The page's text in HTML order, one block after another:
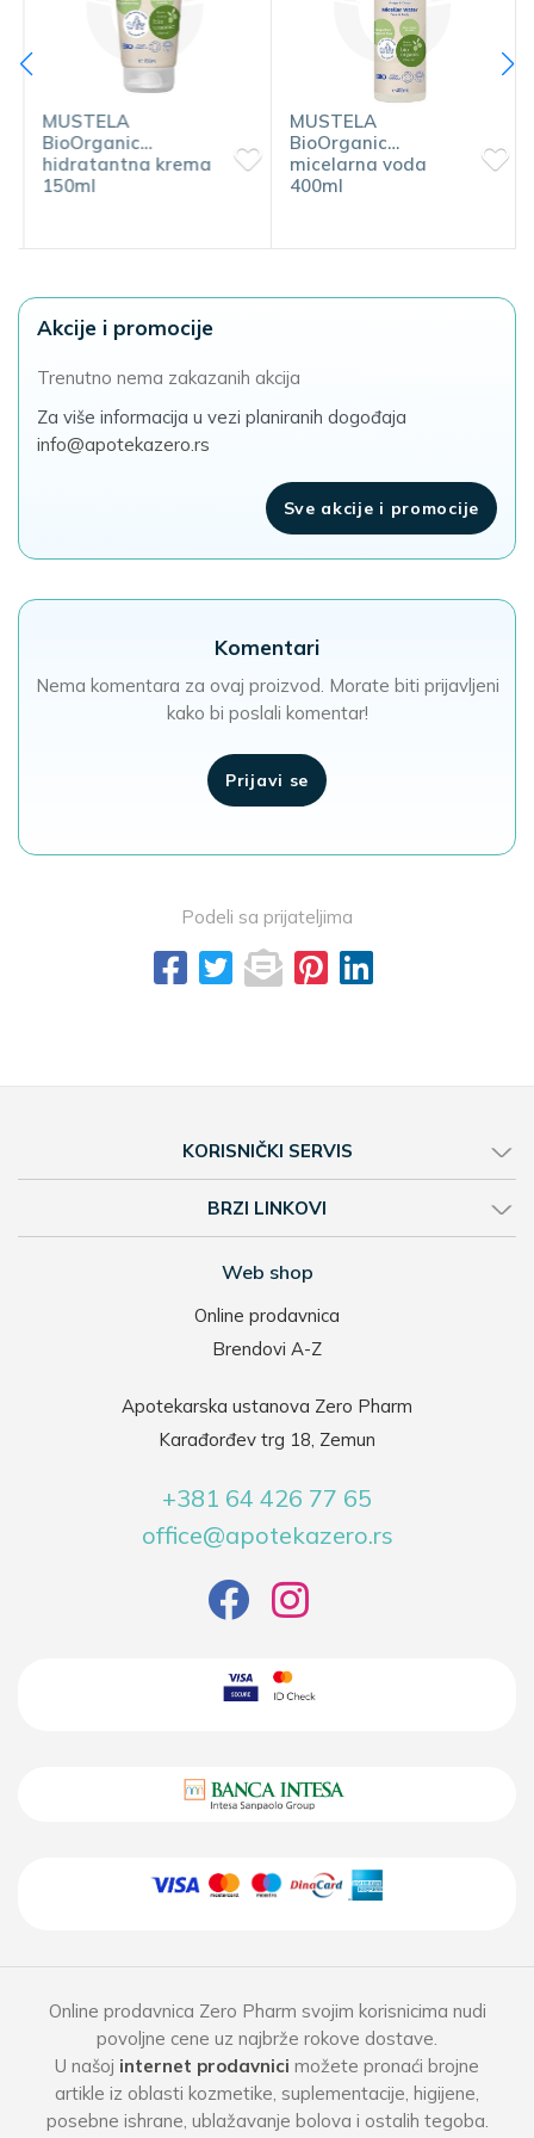
Komentari
Nema komentara za ovaj proizvod. Morate biti prijavljeni
kako bi poslali komentar!
Prijavi se
Podeli sa prijateljima
MUSTELA
BioOrganic
hidratantna krema
150ml
MUSTELA
BioOrganic
micelarna voda
400ml
Akcije i promocije
Trenutno nema zakazanih akcija
Za više informacija u vezi planiranih dogođaja
info@apotekazero.rs
Sve akcije i promocije
KORISNIČKI SERVIS
BRZI LINKOVI
Web shop
Online prodavnica
Brendovi A-Z
Apotekarska ustanova Zero Pharm
Karađorđev trg 18, Zemun
+381 64 426 77 65
office@apotekazero.rs
Online prodavnica Zero Pharm svojim korisnicima nudi
povoljne cene uz najbrže rokove dostave.
U našoj internet prodavnici možete pronaći brojne
artikle iz oblasti kozmetike, suplementacije, higijene,
posebne ishrane, ublažavanje bolova i ostalih tegoba.